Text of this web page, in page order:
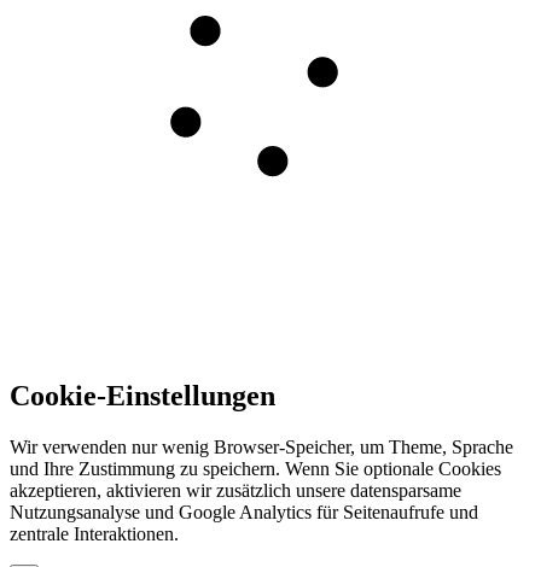
Cookie-Einstellungen
Wir verwenden nur wenig Browser-Speicher, um Theme, Sprache
und Ihre Zustimmung zu speichern. Wenn Sie optionale Cookies
akzeptieren, aktivieren wir zusätzlich unsere datensparsame
Nutzungsanalyse und Google Analytics für Seitenaufrufe und
zentrale Interaktionen.